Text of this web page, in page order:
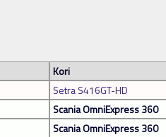
Kori
Setra S416GT-HD
Scania OmniExpress 360
Scania OmniExpress 360